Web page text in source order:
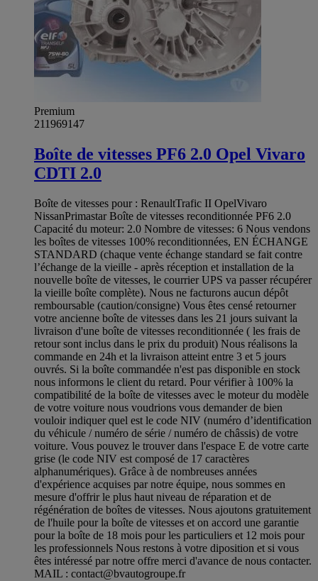
Premium
211969147
Boîte de vitesses PF6 2.0 Opel Vivaro
CDTI 2.0
Boîte de vitesses pour : RenaultTrafic II OpelVivaro
NissanPrimastar Boîte de vitesses reconditionnée PF6 2.0
Capacité du moteur: 2.0 Nombre de vitesses: 6 Nous vendons
les boîtes de vitesses 100% reconditionnées, EN ÉCHANGE
STANDARD (chaque vente échange standard se fait contre
l’échange de la vieille - après réception et installation de la
nouvelle boîte de vitesses, le courrier UPS va passer récupérer
la vieille boîte complète). Nous ne facturons aucun dépôt
remboursable (caution/consigne) Vous êtes censé retourner
votre ancienne boîte de vitesses dans les 21 jours suivant la
livraison d'une boîte de vitesses reconditionnée ( les frais de
retour sont inclus dans le prix du produit) Nous réalisons la
commande en 24h et la livraison atteint entre 3 et 5 jours
ouvrés. Si la boîte commandée n'est pas disponible en stock
nous informons le client du retard. Pour vérifier à 100% la
compatibilité de la boîte de vitesses avec le moteur du modèle
de votre voiture nous voudrions vous demander de bien
vouloir indiquer quel est le code NIV (numéro d’identification
du véhicule / numéro de série / numéro de châssis) de votre
voiture. Vous pouvez le trouver dans l'espace E de votre carte
grise (le code NIV est composé de 17 caractères
alphanumériques). Grâce à de nombreuses années
d'expérience acquises par notre équipe, nous sommes en
mesure d'offrir le plus haut niveau de réparation et de
régénération de boîtes de vitesses. Nous ajoutons gratuitement
de l'huile pour la boîte de vitesses et on accord une garantie
pour la boîte de 18 mois pour les particuliers et 12 mois pour
les professionnels Nous restons à votre diposition et si vous
êtes intéressé par notre offre merci d'avance de nous contacter.
MAIL : contact@bvautogroupe.fr